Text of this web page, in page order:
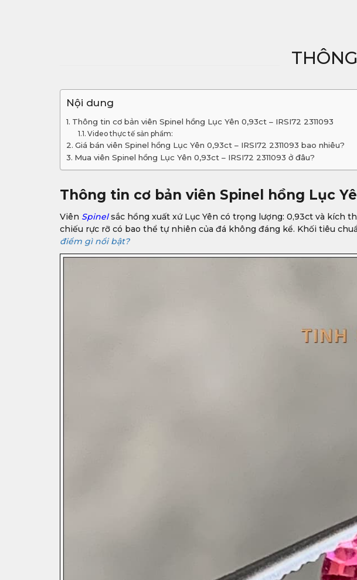
Nội dung
Thông tin cơ bản viên Spinel hồng Lục Yên 0,93ct – IRSI72 2311093
Video thực tế sản phẩm:
Giá bán viên Spinel hồng Lục Yên 0,93ct – IRSI72 2311093 bao nhiêu?
Mua viên Spinel hồng Lục Yên 0,93ct – IRSI72 2311093 ở đâu?
Thông tin cơ bản viên Spinel hồng Lục
Viên Spinel sắc hồng xuất xứ Lục Yên có trọng lượng: 0,93ct và kích
chiếu rực rỡ có bao thể tự nhiên của đá không đáng kể. Khối tiêu
điểm gì nổi bật?